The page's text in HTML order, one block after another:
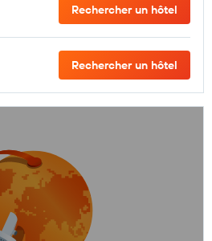
Rechercher un hôtel
Rechercher un hôtel